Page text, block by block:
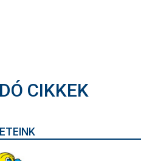
CIKKEK